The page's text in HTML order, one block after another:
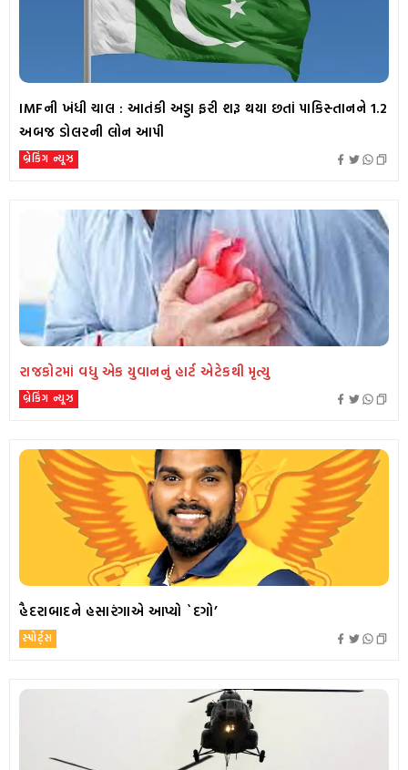
IMFની ખંધી ચાલ : આતંકી અડ્ડા ફરી શરૂ થયા છતાં પાકિસ્તાનને 1.2
અબજ ડોલરની લોન આપી
બ્રેકિંગ ન્યૂઝ
રાજકોટમાં વધુ એક યુવાનનું હાર્ટ એટેકથી મૃત્યુ
બ્રેકિંગ ન્યૂઝ
હૈદરાબાદને હસારંગાએ આપ્યો `દગો’
સ્પોર્ટ્સ